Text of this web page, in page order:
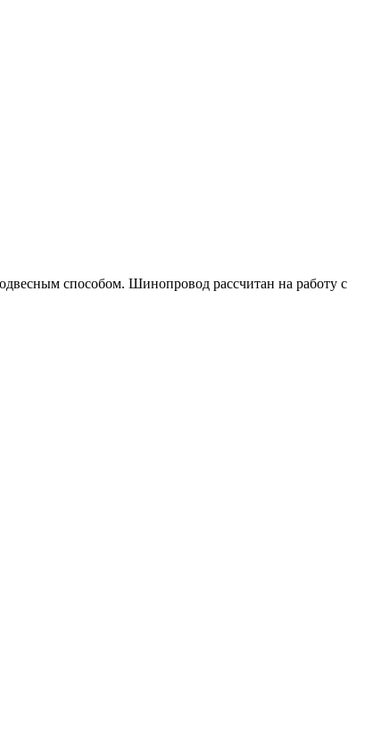
способом. Шинопровод рассчитан на работу с